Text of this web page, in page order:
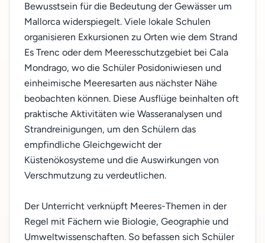
Bewusstsein für die Bedeutung der Gewässer um
Mallorca widerspiegelt. Viele lokale Schulen
organisieren Exkursionen zu Orten wie dem Strand
Es Trenc oder dem Meeresschutzgebiet bei Cala
Mondrago, wo die Schüler Posidoniwiesen und
einheimische Meeresarten aus nächster Nähe
beobachten können. Diese Ausflüge beinhalten oft
praktische Aktivitäten wie Wasseranalysen und
Strandreinigungen, um den Schülern das
empfindliche Gleichgewicht der
Küstenökosysteme und die Auswirkungen von
Verschmutzung zu verdeutlichen.
Der Unterricht verknüpft Meeres-Themen in der
Regel mit Fächern wie Biologie, Geographie und
Umweltwissenschaften. So befassen sich Schüler